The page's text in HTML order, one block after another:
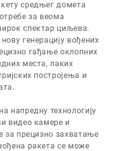
средњег домета
за веома
спектар циљева.
генерацију вођених
гађање оклопних
места, лаких
постројења и
напредну технологију
видео камере и
за прецизно захватање
ракета се може